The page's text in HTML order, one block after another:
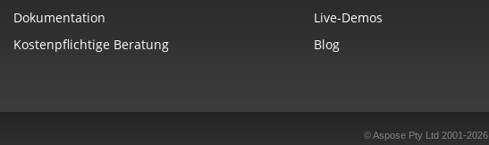
Dokumentation
Live-Demos
Kostenpflichtige Beratung
Blog
© Aspose Pty Ltd 2001-2026.